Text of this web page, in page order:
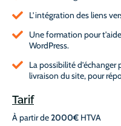
L’intégration des liens
Une formation pour
WordPress.
La possibilité
livraison du site, pour
Tarif
À partir de2000€ HTVA